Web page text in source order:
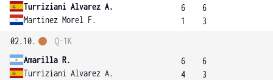
Turriziani Alvarez A.
Martinez Morel F.
6
1
6
3
02.10.
Amarilla R.
Turriziani Alvarez A.
Q-1K
6
4
6
3